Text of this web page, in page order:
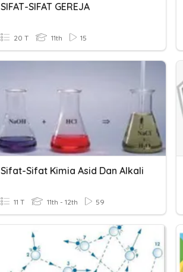
SIFAT-SIFAT GEREJA
20 T 11th 15
Sifat-Sifat Kimia Asid Dan Alkali
11 T 11th - 12th 59